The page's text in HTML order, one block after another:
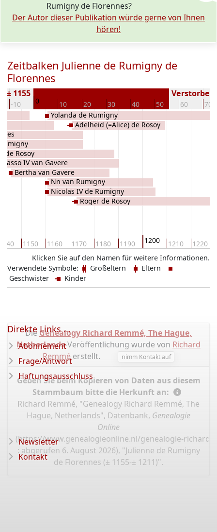
Rumigny de Florennes?
Der Autor dieser Publikation würde gerne von Ihnen
hören!
Zeitbalken Julienne de Rumigny de
Florennes
-10 0 10 20 30 40 50 60 70
± 1155 Verstorben
1150 1160 1170 1180 1190 1200 1210 1220
de Rosoy
Rasso IV van Gavere
Bertha van Gavere
Yolanda de Rumigny
Nn van Rumigny
Nicolas IV de Rumigny
Adelheid (=Alice) de Rosoy
Roger de Rosoy
Klicken Sie auf den Namen für weitere Informationen.
Verwendete Symbole:
Großeltern
Eltern
Geschwister
Kinder
Die Genealogy Richard Remmé, The Hague,
Netherlands-Veröffentlichung wurde von Richard
Remméerstellt. nimm Kontakt auf
Geben Sie beim Kopieren von Daten aus diesem
Stammbaum bitte die Herkunft an:
Richard Remmé, "Genealogy Richard Remmé, The
Hague, Netherlands", Datenbank, Genealogie
Online
(https://www.genealogieonline.nl/genealogie-richard-
: abgerufen 6. August 2026), "Julienne de Rumigny
de Florennes (± 1155-± 1211)".
Direkte Links ...
Abonnement
Frage/Antwort
Haftungsausschluss
Newsletter
Kontakt